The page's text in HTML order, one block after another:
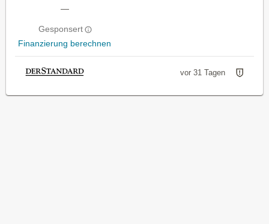
—
Gesponsert
Finanzierung berechnen
vor 31 Tagen